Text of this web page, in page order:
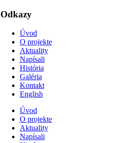
Odkazy
Úvod
O projekte
Aktuality
Napísali
História
Galéria
Kontakt
English
Úvod
O projekte
Aktuality
Napísali